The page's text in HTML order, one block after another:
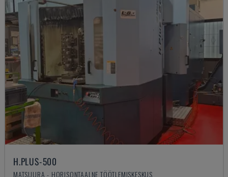
H.PLUS-500
MATSUURA - HORISONTAALNE TÖÖTLEMISKESKUS